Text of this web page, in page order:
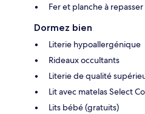
Fer et planche à
Dormez bien
Literie hypoallergénique
Rideaux occultants
Literie de qualité
Lit avec matelas Select
Lits bébé (gratuits)